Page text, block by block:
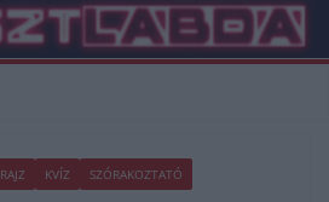
KVÍZ SZÓRAKOZTATÓ